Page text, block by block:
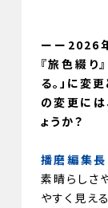
ーー2026
『旅色綴り
る。」に変
の変更には
ょうか？
播磨編集長
素晴らしさ
やすく見え